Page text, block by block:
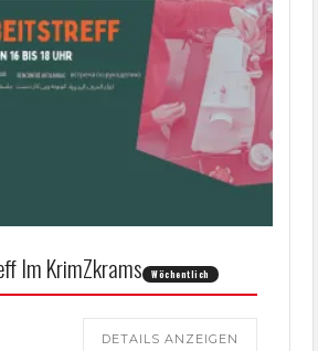
Im KrimZkrams Wöchentlich
DETAILS ANZEIGEN